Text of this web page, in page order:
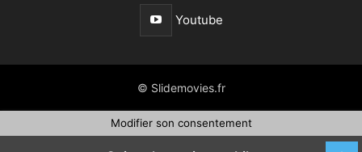
Youtube
© Slidemovies.fr
Modifier son consentement